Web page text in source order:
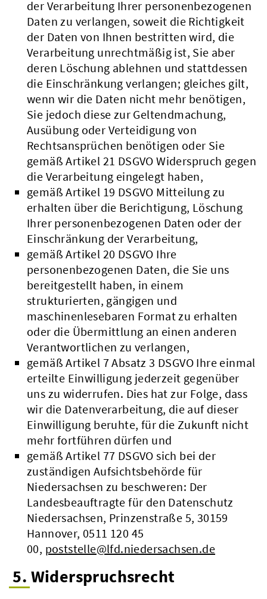
der Verarbeitung Ihrer personenbezogenen
Daten zu verlangen, soweit die Richtigkeit
der Daten von Ihnen bestritten wird, die
Verarbeitung unrechtmäßig ist, Sie aber
deren Löschung ablehnen und stattdessen
die Einschränkung verlangen; gleiches gilt,
wenn wir die Daten nicht mehr benötigen,
Sie jedoch diese zur Geltendmachung,
Ausübung oder Verteidigung von
Rechtsansprüchen benötigen oder Sie
gemäß Artikel 21 DSGVO Widerspruch gegen
die Verarbeitung eingelegt haben,
gemäß Artikel 19 DSGVO Mitteilung zu
erhalten über die Berichtigung, Löschung
Ihrer personenbezogenen Daten oder der
Einschränkung der Verarbeitung,
gemäß Artikel 20 DSGVO Ihre
personenbezogenen Daten, die Sie uns
bereitgestellt haben, in einem
strukturierten, gängigen und
maschinenlesebaren Format zu erhalten
oder die Übermittlung an einen anderen
Verantwortlichen zu verlangen,
gemäß Artikel 7 Absatz 3 DSGVO Ihre einmal
erteilte Einwilligung jederzeit gegenüber
uns zu widerrufen. Dies hat zur Folge, dass
wir die Datenverarbeitung, die auf dieser
Einwilligung beruhte, für die Zukunft nicht
mehr fortführen dürfen und
gemäß Artikel 77 DSGVO sich bei der
zuständigen Aufsichtsbehörde für
Niedersachsen zu beschweren: Der
Landesbeauftragte für den Datenschutz
Niedersachsen, Prinzenstraße 5, 30159
Hannover, 0511 120 45
00, poststelle@lfd.niedersachsen.de
5. Widerspruchsrecht